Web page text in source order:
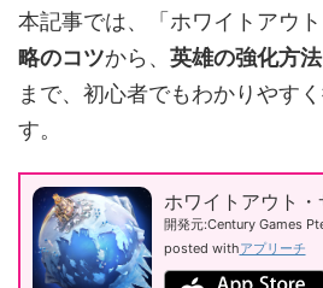
本記事では、「ホワイトアウ
略のコツから、 英雄の強化方法
まで、初心者でもわかりやす
す。
ホワイトアウト
開発元:Century Games
posted withアプリーチ